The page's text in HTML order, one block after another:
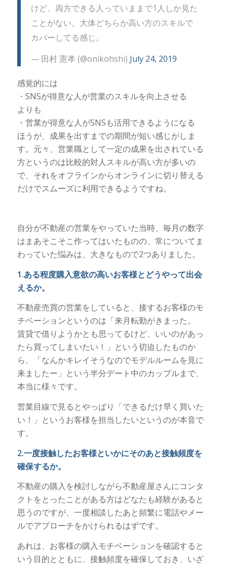
けど、両方できる人っていままで1人しか見た
ことがない。大体どちらか高い方のスキルで
カバーしてる感じ。
— 田村 憲孝 (@onikohshi) July 24, 2019
感覚的には
・SNSが得意な人が営業のスキルを向上させる
よりも
・営業が得意な人がSNSも活用できるようになる
ほうが、成果を出すまでの期間が短い感じがしま
す。元々、営業職として一定の成果を出されている
方というのは比較的対人スキルが高い方が多いの
で、それをオフラインからオンラインに切り替える
だけでスムーズに利用できるようですね。
自分が不動産の営業をやっていた当時、毎月の数字
はまあそこそこ作ってはいたものの、常についてま
わっていた悩みは、大きなもので2つありました。
1.ある程度購入意欲の高いお客様とどうやって出会
えるか。
不動産売買の営業をしていると、接するお客様のモ
チベーションというのは「来月転勤がきまった。
賃貸で借りようかとも思ってるけど、いいのがあっ
たら買ってしまいたい！」という切迫したものか
ら、「なんかキレイそうなのでモデルルームを見に
来ましたー」という半分デート中のカップルまで、
本当に様々です。
営業目線で見るとやっぱり「できるだけ早く買いた
い！」というお客様を担当したいというのが本音で
す。
2.一度接触したお客様といかにそのあと接触頻度を
確保するか。
不動産の購入を検討しながら不動産屋さんにコンタ
クトをとったことがある方はどなたも経験があると
思うのですが、一度相談したあと頻繁に電話やメー
ルでアプローチをかけられるはずです。
あれは、お客様の購入モチベーションを確認すると
いう目的とともに、接触頻度を確保しておき、いざ